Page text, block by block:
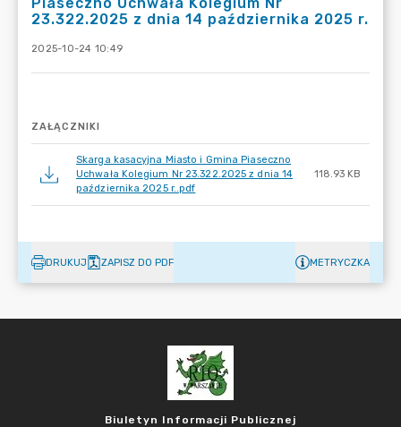
23.322.2025 z dnia 14 października 2025 r.
2025-10-24 10:49
ZAŁĄCZNIKI
Skarga kasacyjna Miasto i Gmina Piaseczno
Uchwała Kolegium Nr 23.322.2025 z dnia 14
października 2025 r..pdf
118.93 KB
DRUKUJ ZAPISZ DO PDF METRYCZKA
Biuletyn Informacji Publicznej